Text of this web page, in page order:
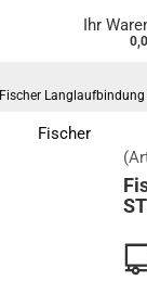
Ihr
Fischer Langlaufbindung
Fischer